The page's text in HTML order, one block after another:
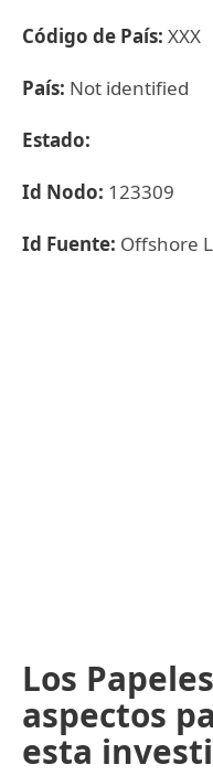
Código de País: XXX
País: Not identified
Estado:
Id Nodo: 123309
Id Fuente: Offshore
Los
aspectos
esta